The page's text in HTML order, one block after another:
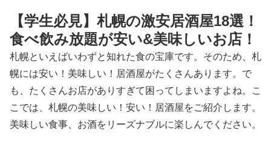
【学生必見】札幌の激安居酒屋18選！
食べ飲み放題が安い&美味しいお店！
札幌といえばいわずと知れた食の宝庫です。そのため、札
幌には安い！美味しい！居酒屋がたくさんあります。で
も、たくさんお店がありすぎて困ってしまいますよね。こ
こでは、札幌の美味しい！安い！居酒屋をご紹介します。
美味しい食事、お酒をリーズナブルに楽しんでください。